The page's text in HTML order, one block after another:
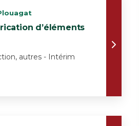
d’éléments
autres - Intérim